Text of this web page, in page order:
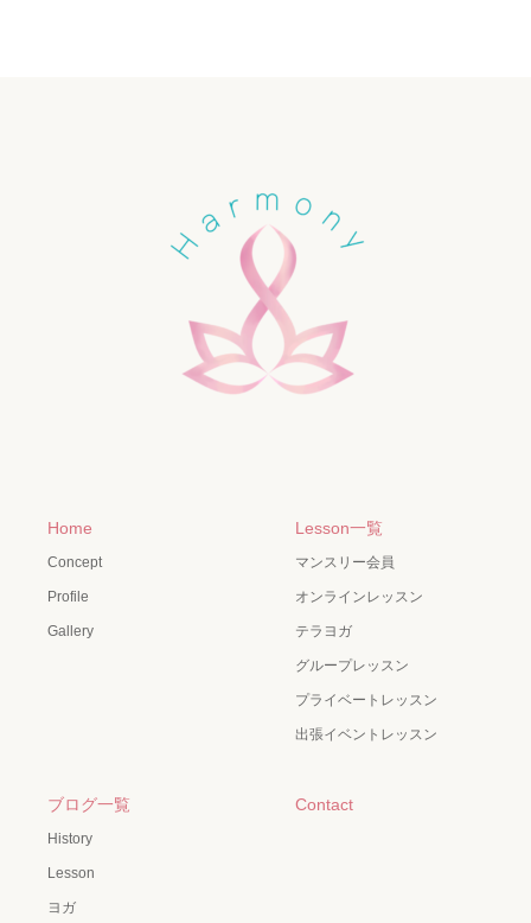
Home
Concept
Profile
Gallery
Lesson一覧
マンスリー会員
オンラインレッスン
テラヨガ
グループレッスン
プライベートレッスン
出張イベントレッスン
ブログ一覧
History
Lesson
ヨガ
Contact